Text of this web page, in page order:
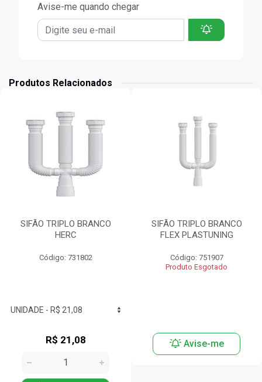
Avise-me quando chegar
Produtos Relacionados
SIFÃO TRIPLO BRANCO
HERC
Código: 731802
R$ 21,08
SIFÃO TRIPLO BRANCO
FLEX PLASTUNING
Código: 751907
Produto Esgotado
Avise-me